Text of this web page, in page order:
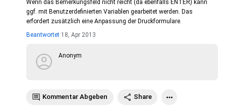
Wenn das Bemerkungsfeld nicht reicht (da ebenfalls ENTER) kann
ggf. mit Benutzerdefinierten Variablen gearbeitet werden. Das
erfordert zusätzlich eine Anpassung der Druckformulare.
Beantwortet 18, Apr 2013
Anonym
Kommentar Abgeben Share